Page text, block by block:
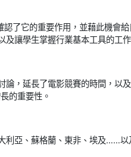
了它的重要作用，並藉此機會
讓學生掌握行業基本工具的工作
論，延長了電影競賽的時間，以
的重要性。
利亞、蘇格蘭、東非、埃及……